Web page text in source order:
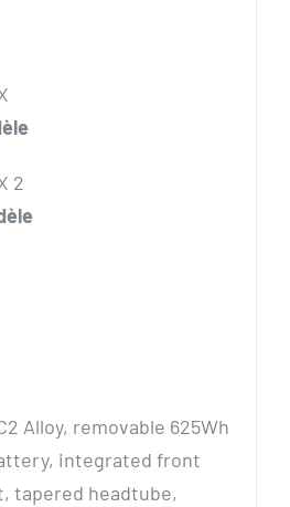
2
Alloy, removable 625Wh
integrated front
tapered headtube,